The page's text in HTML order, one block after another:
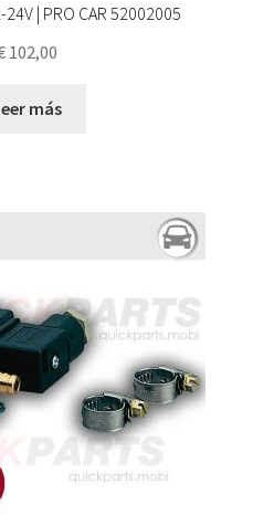
| PRO CAR 52002005
102,00
más